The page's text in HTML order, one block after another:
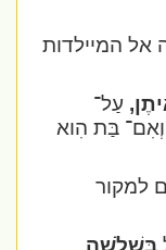
המיילדות
עַל־
בַּת הִוא